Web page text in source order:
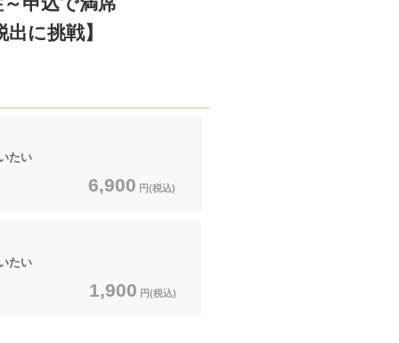
に挑戦】
たい
6,900 円(税込)
たい
1,900 円(税込)